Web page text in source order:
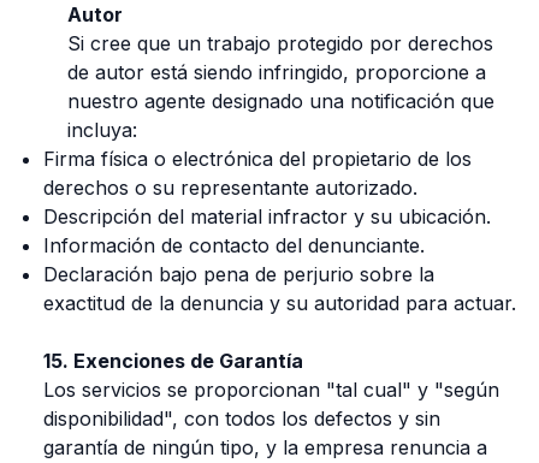
Autor
Si cree que un trabajo protegido por derechos
de autor está siendo infringido, proporcione a
nuestro agente designado una notificación que
incluya:
Firma física o electrónica del propietario de los
derechos o su representante autorizado.
Descripción del material infractor y su ubicación.
Información de contacto del denunciante.
Declaración bajo pena de perjurio sobre la
exactitud de la denuncia y su autoridad para actuar.
15. Exenciones de Garantía
Los servicios se proporcionan "tal cual" y "según
disponibilidad", con todos los defectos y sin
garantía de ningún tipo, y la empresa renuncia a